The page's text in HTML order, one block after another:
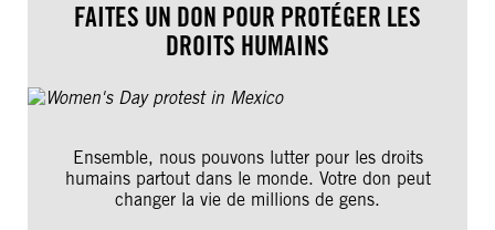
FAITES UN DON POUR PROTÉGER LES
DROITS HUMAINS
Ensemble, nous pouvons lutter pour les droits
humains partout dans le monde. Votre don peut
changer la vie de millions de gens.